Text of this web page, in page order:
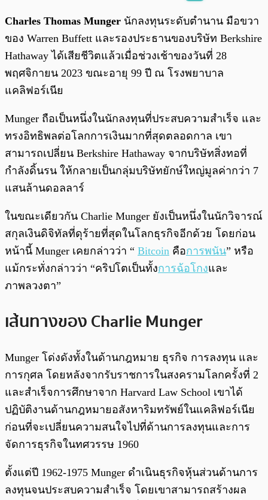
0:00
Charles Thomas Munger นักลงทุนระดับตำนาน มือขวา
ของ Warren Buffett และรองประธานของบริษัท Berkshire
Hathaway ได้เสียชีวิตแล้วเมื่อช่วงเช้าของวันที่ 28
พฤศจิกายน 2023 ขณะอายุ 99 ปี ณ โรงพยาบาล
แคลิฟอร์เนีย
Munger ถือเป็นหนึ่งในนักลงทุนที่ประสบความสำเร็จ และ
ทรงอิทธิพลต่อโลกการเงินมากที่สุดตลอดกาล เขา
สามารถเปลี่ยน Berkshire Hathaway จากบริษัทสิ่งทอที่
กำลังดิ้นรน ให้กลายเป็นกลุ่มบริษัทยักษ์ใหญ่มูลค่ากว่า 7
แสนล้านดอลลาร์
ในขณะเดียวกัน Charlie Munger ยังเป็นหนึ่งในนักวิจารณ์
สกุลเงินดิจิทัลที่ดุร้ายที่สุดในโลกธุรกิจอีกด้วย โดยก่อน
หน้านี้ Munger เคยกล่าวว่า “ Bitcoin คือการพนัน” หรือ
แม้กระทั่งกล่าวว่า “คริปโตเป็นทั้งการฉ้อโกงและ
ภาพลวงตา”
เส้นทางของ Charlie Munger
Munger โด่งดังทั้งในด้านกฎหมาย ธุรกิจ การลงทุน และ
การกุศล โดยหลังจากรับราชการในสงครามโลกครั้งที่ 2
และสำเร็จการศึกษาจาก Harvard Law School เขาได้
ปฏิบัติงานด้านกฎหมายอสังหาริมทรัพย์ในแคลิฟอร์เนีย
ก่อนที่จะเปลี่ยนความสนใจไปที่ด้านการลงทุนและการ
จัดการธุรกิจในทศวรรษ 1960
ตั้งแต่ปี 1962-1975 Munger ดำเนินธุรกิจหุ้นส่วนด้านการ
ลงทุนจนประสบความสำเร็จ โดยเขาสามารถสร้างผล